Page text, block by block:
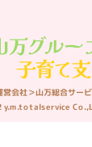
営会社＞山万総合サー